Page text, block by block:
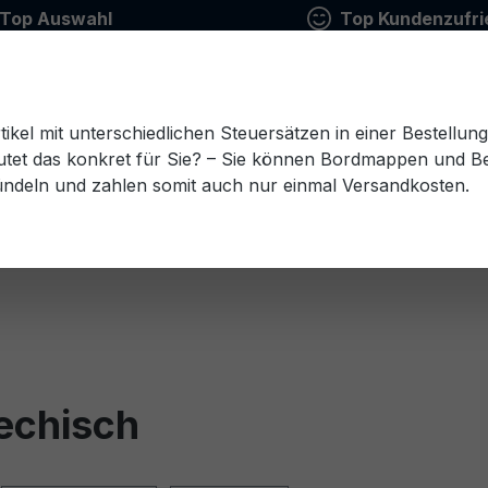
Top Auswahl Top
Estnisch Finnisch Französisch Griechisch
mit unterschiedlichen Steuersätzen in einer
das konkret für Sie? – Sie können Bordmappen und
und zahlen somit auch nur einmal Versandkosten.